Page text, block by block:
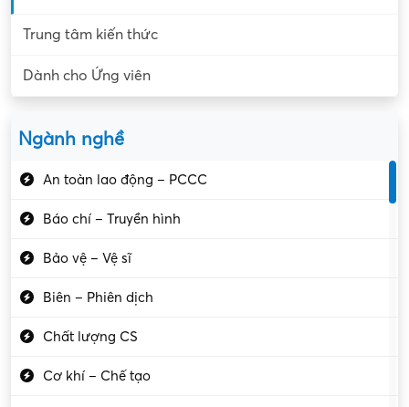
Trung tâm kiến thức
Dành cho Ứng viên
Ngành nghề
An toàn lao động – PCCC
Báo chí – Truyền hình
Bảo vệ – Vệ sĩ
Biên – Phiên dịch
Chất lượng CS
Cơ khí – Chế tạo